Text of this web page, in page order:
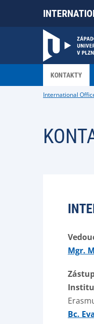
KONTAKTY
International
Mgr.
Bc.